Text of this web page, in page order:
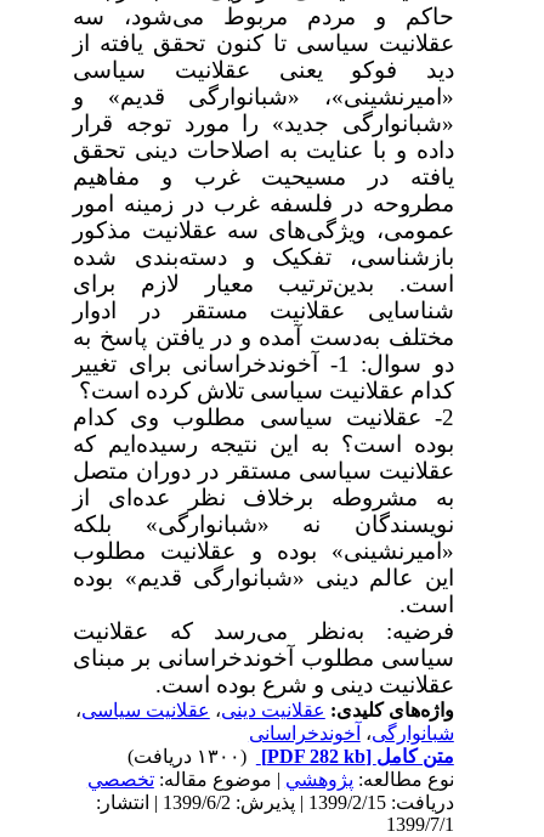
حاکم و مردم مربوط می‌شود، سه
عقلانیت سیاسی تا کنون تحقق یافته از
دید فوکو یعنی عقلانیت سیاسی
«امیرنشینی»، «شبانوارگی قدیم» و
«شبانوارگی جدید» را مورد توجه قرار
داده و با عنایت به اصلاحات دینی تحقق
یافته در مسیحیت غرب و مفاهیم
مطروحه در فلسفه غرب در زمینه امور
عمومی، ویژگی‌های سه عقلانیت مذکور
بازشناسی، تفکیک و دسته‌بندی شده
است. بدین‌ترتیب معیار لازم برای
شناسایی عقلانیت مستقر در ادوار
مختلف به‌دست آمده و در یافتن پاسخ به
دو سوال: 1- آخوندخراسانی برای تغییر
کدام عقلانیت سیاسی تلاش کرده است؟
2- عقلانیت سیاسی مطلوب وی کدام
بوده است؟ به این نتیجه رسیده‌ایم که
عقلانیت سیاسی مستقر در دوران متصل
به مشروطه برخلاف نظر عده‌ای از
نویسندگان نه «شبانوارگی» بلکه
«امیرنشینی» بوده و عقلانیت مطلوب
این عالم دینی «شبانوارگی قدیم» بوده
است.
فرضیه: به‌نظر می‌رسد که عقلانیت
سیاسی مطلوب آخوندخراسانی بر مبنای
عقلانیت دینی و شرع بوده است.
واژه‌های کلیدی:عقلانیت دینی،عقلانیت سیاسی،
شبانوارگی،آخوندخراسانی
متن کامل[PDF 282 kb]
نوع مطالعه:پژوهشي| موضوع مقاله:تخصصي
دریافت: 1399/2/15 | پذیرش: 1399/6/2 | انتشار:
1399/7/1